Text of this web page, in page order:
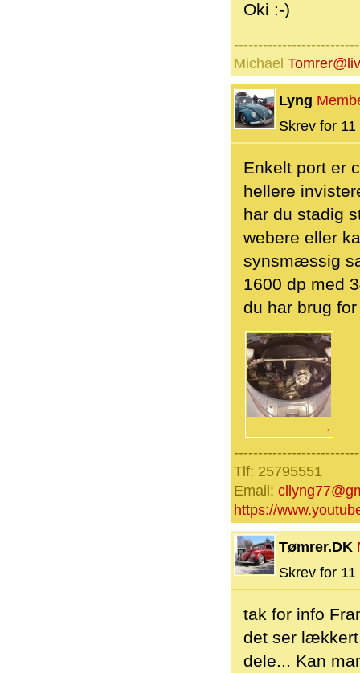
Oki :-)
Michael
Lyng
Skrev for
Enkelt port er
hellere
har du stadig
webere eller
synsmæssig
1600 dp med
du har brug
→
Tlf: 25795551
Email:
https://
Tømrer.DK
Skrev for
tak for info
det ser lækkert
dele... Kan